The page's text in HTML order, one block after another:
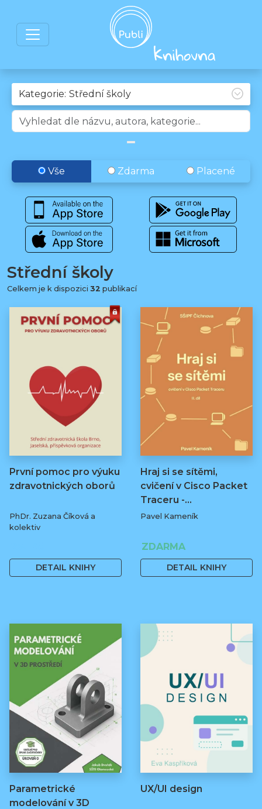
Kategorie:
Vše Zdarma Placené
Střední školy
Celkem je k dispozici 32 publikací
První pomoc pro výuku
zdravotnických oborů
PhDr. Zuzana Číková a
kolektiv
DETAIL KNIHY
Hraj si se sítěmi,
cvičení v Cisco Packet
Traceru -…
Pavel Kameník
ZDARMA
DETAIL KNIHY
Parametrické
modelování v 3D
UX/UI design